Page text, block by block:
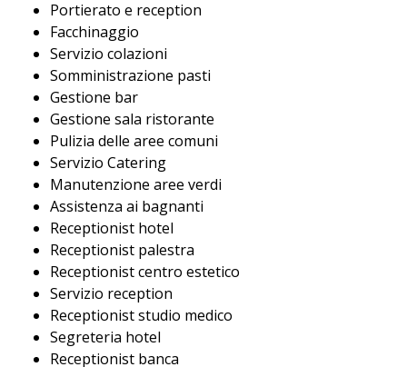
Portierato e reception
Facchinaggio
Servizio colazioni
Somministrazione pasti
Gestione bar
Gestione sala ristorante
Pulizia delle aree comuni
Servizio Catering
Manutenzione aree verdi
Assistenza ai bagnanti
Receptionist hotel
Receptionist palestra
Receptionist centro estetico
Servizio reception
Receptionist studio medico
Segreteria hotel
Receptionist banca